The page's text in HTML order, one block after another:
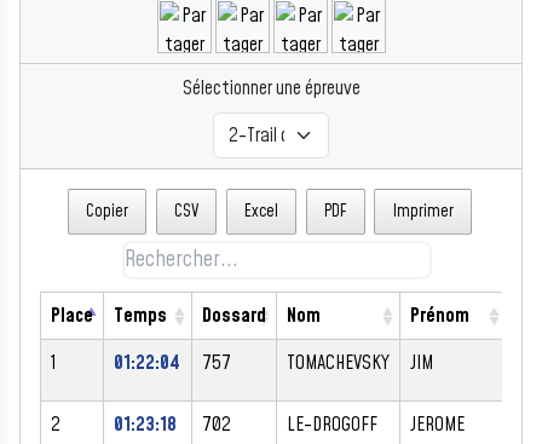
Sélectionner une épreuve
Copier CSV Excel PDF Imprimer
Place Temps Dossard Nom Prénom
1
01:22:04 757 TOMACHEVSKY JIM
2 01:23:18 702 LE-DROGOFF JEROME